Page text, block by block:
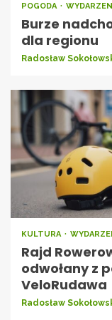
POGODA
Burze
dla regionu
Radosław
KULTURA
Rajd
odwołany z
VeloRudawa
Radosław